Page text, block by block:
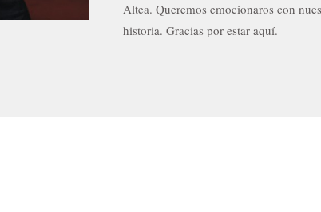
Altea. Queremos emocionaros con
historia. Gracias por estar aquí.